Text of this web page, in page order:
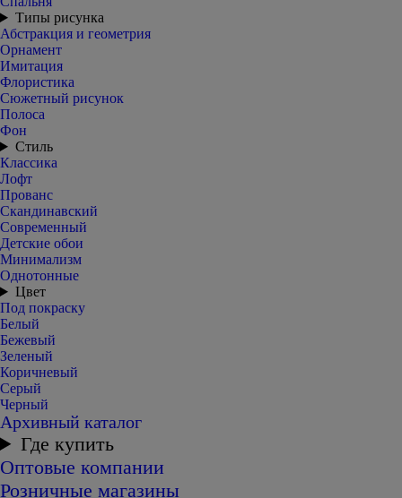
Типы рисунка
Абстракция и геометрия
Орнамент
Имитация
Флористика
Сюжетный рисунок
Полоса
Фон
Стиль
Классика
Лофт
Прованс
Скандинавский
Современный
Детские обои
Минимализм
Однотонные
Цвет
Под покраску
Белый
Бежевый
Зеленый
Коричневый
Серый
Черный
Архивный каталог
Где купить
Оптовые компании
Розничные магазины